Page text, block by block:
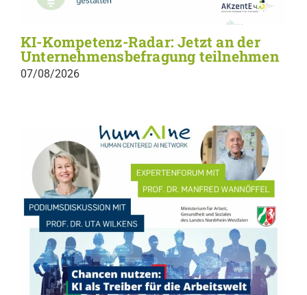
KI-Kompetenz-Radar: Jetzt an der
Unternehmensbefragung teilnehmen
07/08/2026